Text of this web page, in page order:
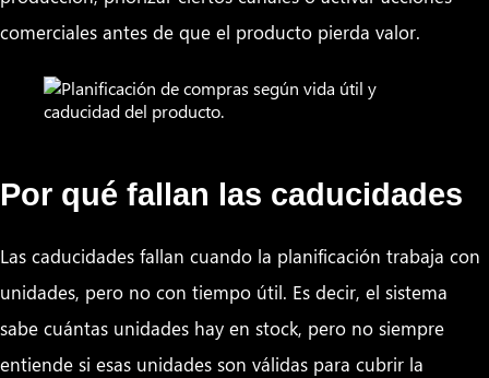
comerciales antes de que el producto pierda valor.
Por qué fallan las caducidades
Las caducidades fallan cuando la planificación trabaja con
unidades, pero no con tiempo útil. Es decir, el sistema
sabe cuántas unidades hay en stock, pero no siempre
entiende si esas unidades son válidas para cubrir la